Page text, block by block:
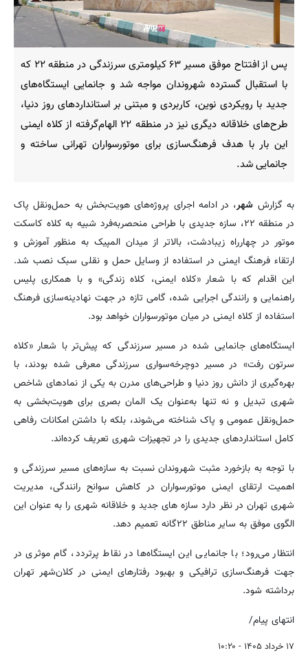
پس از افتتاح موفق مسیر ۶۳ کیلومتری سرزندگی در منطقه ۲۲ که
با استقبال گسترده شهروندان مواجه شد و جانمایی ایستگاه‌های
جدید با رویکردی نوین، کاربردی و مبتنی بر استانداردهای روز دنیا،
طرح‌های خلاقانه دیگری نیز در منطقه ۲۲ الهام‌گرفته از کلاه ایمنی
این بار با هدف فرهنگ‌سازی برای موتورسواران تهرانی ساخته و
جانمایی شد.
به گزارش شهر، در ادامه اجرای پروژه‌های هویت‌بخش به حمل‌ونقل پاک
در منطقه ۲۲، سازه جدیدی با طراحی منحصربه‌فرد شبیه به کلاه کاسکت
موتور در چهارراه زیبادشت، بالاتر از میدان المپیک به منظور آموزش و
ارتقاء فرهنگ ایمنی در استفاده از وسایل حمل و نقلی سبک نصب شد.
این اقدام که با شعار «کلاه ایمنی، کلاه زندگی» و با همکاری پلیس
راهنمایی و رانندگی اجرایی شده، گامی تازه در جهت نهادینه‌سازی فرهنگ
استفاده از کلاه ایمنی در میان موتورسواران خواهد بود.
ایستگاه‌های جانمایی شده در مسیر سرزندگی که پیش‌تر با شعار «کلاه
سرتون رفت» در مسیر دوچرخه‌سواری سرزندگی معرفی شده بودند، با
بهره‌گیری از دانش روز دنیا و طراحی‌های مدرن به یکی از نمادهای شاخص
شهری تبدیل و نه تنها به‌عنوان یک المان بصری برای هویت‌بخشی به
حمل‌ونقل عمومی و پاک شناخته می‌شوند، بلکه با داشتن امکانات رفاهی
کامل استانداردهای جدیدی را در تجهیزات شهری تعریف کرده‌اند.
با توجه به بازخورد مثبت شهروندان نسبت به سازه‌های مسیر سرزندگی و
اهمیت ارتقای ایمنی موتورسواران در کاهش سوانح رانندگی، مدیریت
شهری تهران در نظر دارد سازه های جدید و خلاقانه شهری را به عنوان این
الگوی موفق به سایر مناطق ۲۲گانه تعمیم دهد.
انتظار می‌رود؛ با جانمایی این ایستگاه‌ها در نقاط پرتردد، گام موثری در
جهت فرهنگ‌سازی ترافیکی و بهبود رفتارهای ایمنی در کلان‌شهر تهران
برداشته شود.
انتهای پیام/
۱۷ خرداد ۱۴۰۵ - ۱۰:۲۰